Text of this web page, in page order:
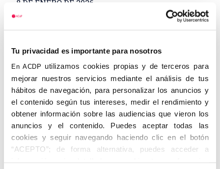
Tu privacidad es importante para nosotros
En ACDP utilizamos cookies propias y de terceros para
mejorar nuestros servicios mediante el análisis de tus
hábitos de navegación, para personalizar los anuncios y
el contenido según tus intereses, medir el rendimiento y
obtener información sobre las audiencias que vieron los
anuncios y el contenido. Puedes aceptar todas las
cookies y seguir navegando haciendo clic en el botón
“ACEPTO”; de forma alternativa, puedes acceder a
información más detallada y cambiar tus preferencias
8 DE ENERO DE 2026
1 ... 5 6
7
8
9 ... 18
Categorías
Cedinfor
Centros